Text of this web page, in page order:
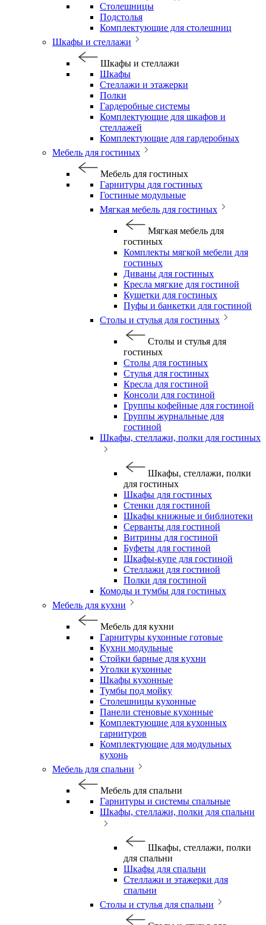
Столешницы
Подстолья
Комплектующие для столешниц
Шкафы и стеллажи
Шкафы и стеллажи
Шкафы
Стеллажи и этажерки
Полки
Гардеробные системы
Комплектующие для шкафов и
стеллажей
Комплектующие для гардеробных
Мебель для гостиных
Мебель для гостиных
Гарнитуры для гостиных
Гостиные модульные
Мягкая мебель для гостиных
Мягкая мебель для
гостиных
Комплекты мягкой мебели для
гостиных
Диваны для гостиных
Кресла мягкие для гостиной
Кушетки для гостиных
Пуфы и банкетки для гостиной
Столы и стулья для гостиных
Столы и стулья для
гостиных
Столы для гостиных
Стулья для гостиных
Кресла для гостиной
Консоли для гостиной
Группы кофейные для гостиной
Группы журнальные для
гостиной
Шкафы, стеллажи, полки для гостиных
Шкафы, стеллажи, полки
для гостиных
Шкафы для гостиных
Стенки для гостиной
Шкафы книжные и библиотеки
Серванты для гостиной
Витрины для гостиной
Буфеты для гостиной
Шкафы-купе для гостиной
Стеллажи для гостиной
Полки для гостиной
Комоды и тумбы для гостиных
Мебель для кухни
Мебель для кухни
Гарнитуры кухонные готовые
Кухни модульные
Стойки барные для кухни
Уголки кухонные
Шкафы кухонные
Тумбы под мойку
Столешницы кухонные
Панели стеновые кухонные
Комплектующие для кухонных
гарнитуров
Комплектующие для модульных
кухонь
Мебель для спальни
Мебель для спальни
Гарнитуры и системы спальные
Шкафы, стеллажи, полки для спальни
Шкафы, стеллажи, полки
для спальни
Шкафы для спальни
Стеллажи и этажерки для
спальни
Столы и стулья для спальни